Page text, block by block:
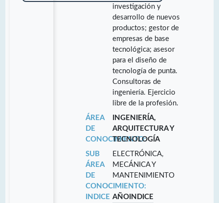
investigación y
desarrollo de nuevos
productos; gestor de
empresas de base
tecnológica; asesor
para el diseño de
tecnología de punta.
Consultoras de
ingeniería. Ejercicio
libre de la profesión.
ÁREA
DE
CONOCIMIENTO:
INGENIERÍA,
ARQUITECTURA Y
TECNOLOGÍA
SUB
ÁREA
DE
CONOCIMIENTO:
ELECTRÓNICA,
MECÁNICA Y
MANTENIMIENTO
INDICE AÑO INDICE